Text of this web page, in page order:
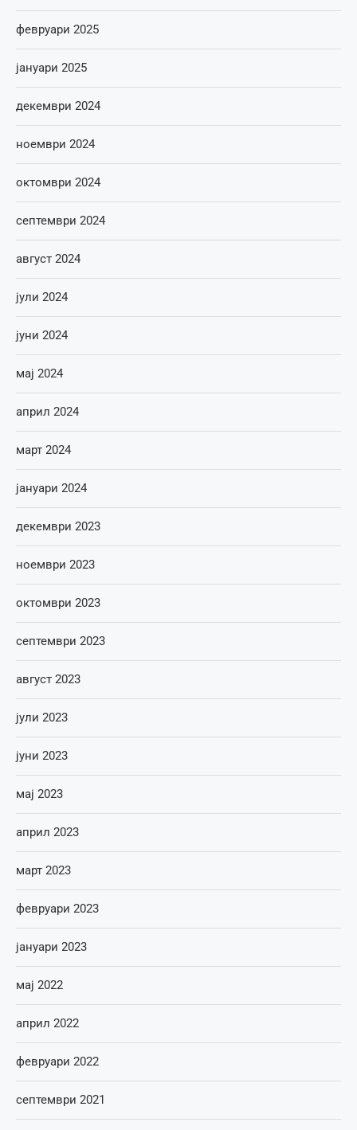
февруари 2025
јануари 2025
декември 2024
ноември 2024
октомври 2024
септември 2024
август 2024
јули 2024
јуни 2024
мај 2024
април 2024
март 2024
јануари 2024
декември 2023
ноември 2023
октомври 2023
септември 2023
август 2023
јули 2023
јуни 2023
мај 2023
април 2023
март 2023
февруари 2023
јануари 2023
мај 2022
април 2022
февруари 2022
септември 2021